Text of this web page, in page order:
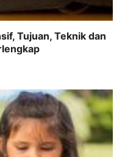
Tujuan, Teknik dan